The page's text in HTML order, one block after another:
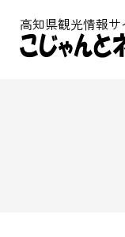
高知県観光情報サ